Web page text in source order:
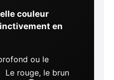
couleur
en
ou le
Le rouge, le brun